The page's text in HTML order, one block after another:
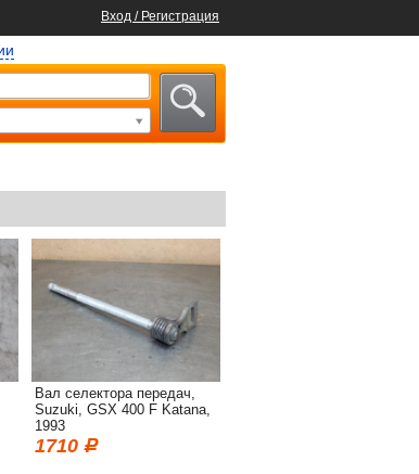
Вход / Регистрация
Вал селектора передач,
Suzuki, GSX 400 F Katana,
1993
1710